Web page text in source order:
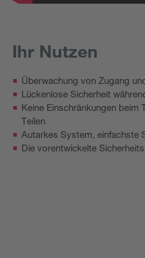
Ihr Nutzen
Überwachung von Zugang
Lückenlose Sicherheit
Keine Einschränkungen
Teilen
Autarkes System, einfachste
Die vorentwickelte